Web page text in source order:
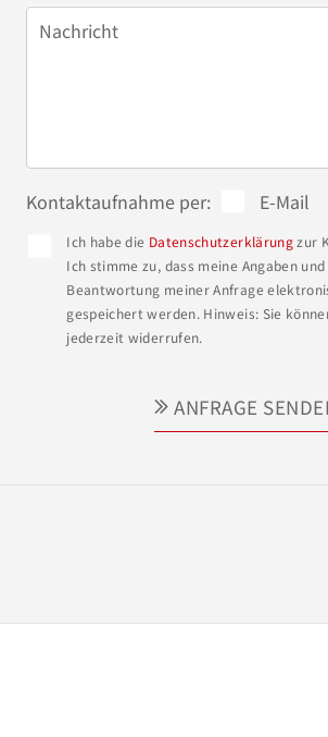
Nachricht
Kontaktaufnahme per: E-Mail
Ich habe die Datenschutzerklärung zur
Ich stimme zu, dass meine Angaben
Beantwortung meiner Anfrage
gespeichert werden. Hinweis: Sie
jederzeit widerrufen.
ANFRAGE